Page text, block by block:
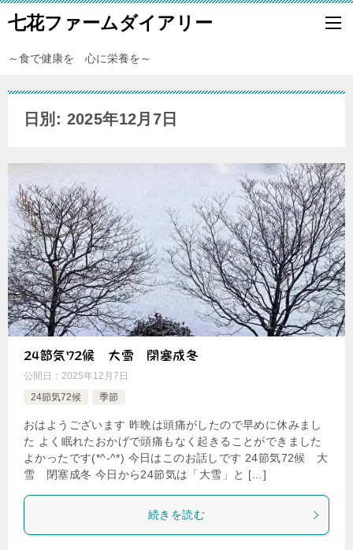
七花ファームダイアリー
～食で健康を 心に栄養を～
日別: 2025年12月7日
24節気72候 大雪 閉塞成冬
公開日： 2025年12月7日
24節気72候
季節
おはようございます 昨晩は頭痛がしたので早めに休みまし
た よく眠れたおかげで頭痛もなく起きることができました
よかったです(*^-^*) 今日はこのお話しです 24節気72候 大
雪 閉塞成冬 今日から24節気は「大雪」と […]
続きを読む